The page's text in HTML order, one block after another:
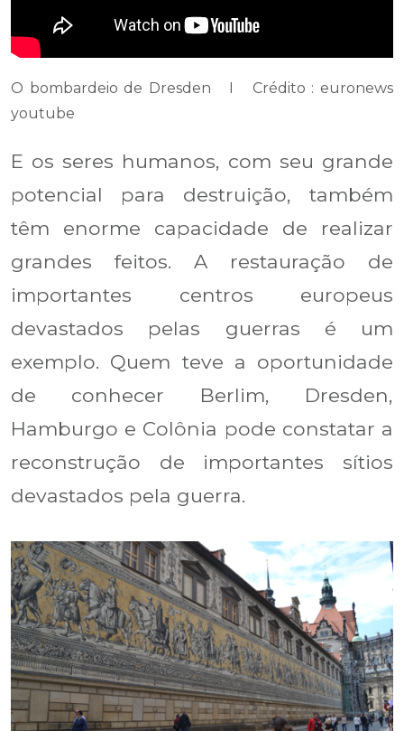
O bombardeio de Dresden I Crédito : euronews
youtube
E os seres humanos, com seu grande
potencial para destruição, também
têm enorme capacidade de realizar
grandes feitos. A restauração de
importantes centros europeus
devastados pelas guerras é um
exemplo. Quem teve a oportunidade
de conhecer Berlim, Dresden,
Hamburgo e Colônia pode constatar a
reconstrução de importantes sítios
devastados pela guerra.